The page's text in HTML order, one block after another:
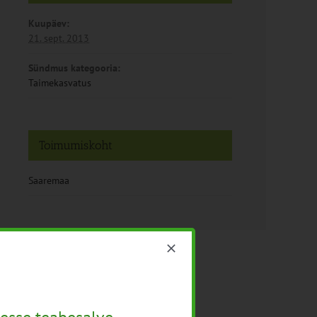
Kuupäev:
21. sept. 2013
Sündmus kategooria:
Taimekasvatus
Toimumiskoht
Saaremaa